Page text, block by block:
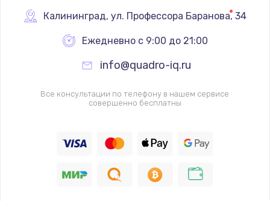
Калининград, ул. Профессора Баранова, 34
Ежедневно с 9:00 до 21:00
info@quadro-iq.ru
Все консультации по телефону в нашем сервисе
совершенно бесплатны